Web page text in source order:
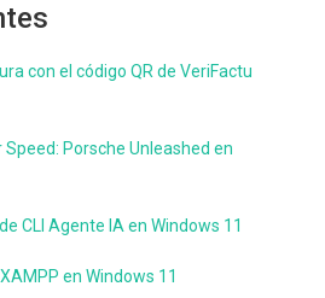
con el código QR de VeriFactu
Porsche Unleashed en
CLI Agente IA en Windows 11
en Windows 11